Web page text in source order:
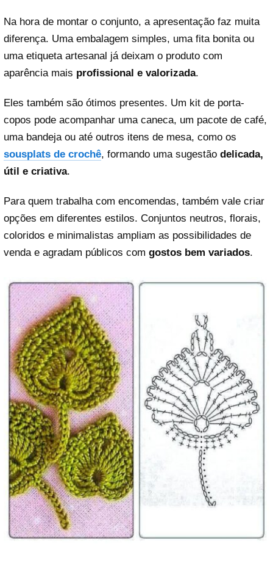
Na hora de montar o conjunto, a apresentação faz muita
diferença. Uma embalagem simples, uma fita bonita ou
uma etiqueta artesanal já deixam o produto com
aparência mais profissional e valorizada.
Eles também são ótimos presentes. Um kit de porta-
copos pode acompanhar uma caneca, um pacote de café,
uma bandeja ou até outros itens de mesa, como os
sousplats de crochê, formando uma sugestão delicada,
útil e criativa.
Para quem trabalha com encomendas, também vale criar
opções em diferentes estilos. Conjuntos neutros, florais,
coloridos e minimalistas ampliam as possibilidades de
venda e agradam públicos com gostos bem variados.